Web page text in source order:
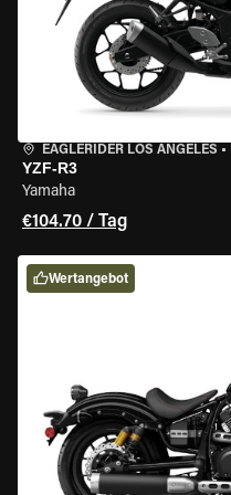
EAGLERIDER LOS ANGELES •
YZF-R3
Yamaha
€104.70 / Tag
Wertangebot